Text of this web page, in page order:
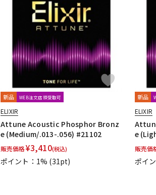
DTM DTM
イン
ヴィンテージ
新品 WEB注文店頭受取可
ELIXIR
Attune Acoustic Phosphor Bronz
e (Medium/.013-.056) #21102
販売価格¥3,410(税込)
ポイント：1% (31pt)
新品
ELIXIR
e
販売価
ポイ